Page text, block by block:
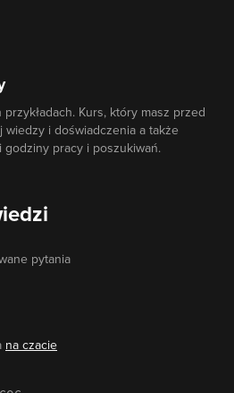
Kurs, który masz przed
i doświadczenia a także
pracy i poszukiwań.
pytania
na czacie